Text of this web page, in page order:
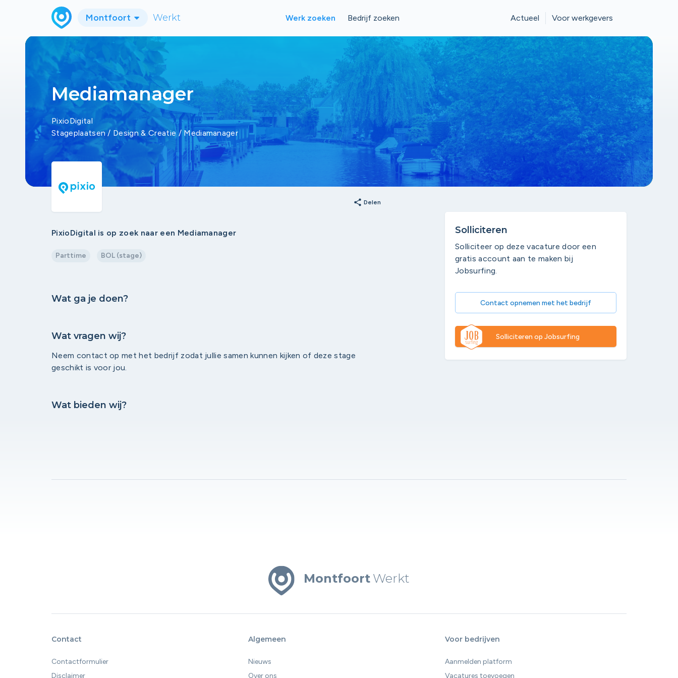
Montfoort Werkt Werk zoeken Bedrijf zoeken Actueel Voor werkgevers
Mediamanager
PixioDigital
Stageplaatsen/ Design & Creatie/ Mediamanager
share Delen
PixioDigital is op zoek naar een Mediamanager
Parttime BOL (stage)
Wat ga je doen?
Wat vragen wij?
Neem contact op met het bedrijf zodat jullie samen kunnen kijken of deze stage
geschikt is voor jou.
Wat bieden wij?
Solliciteren
Solliciteer op deze vacature door een
gratis account aan te maken bij
Jobsurfing.
Contact opnemen met het bedrijf
Solliciteren op Jobsurfing
Montfoort Werkt
Contact
Contactformulier
Disclaimer
Algemeen
Nieuws
Over ons
Voor bedrijven
Aanmelden platform
Vacatures toevoegen